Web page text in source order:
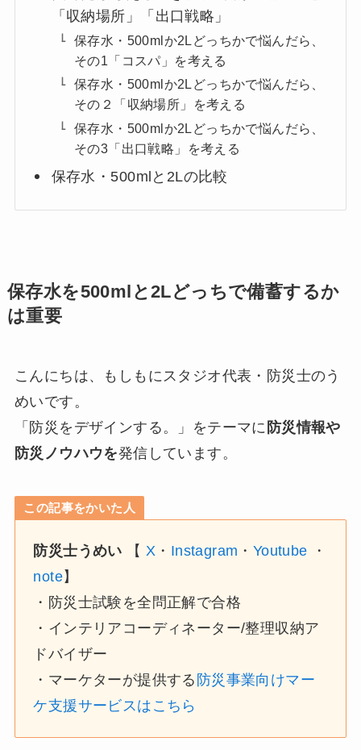
「収納場所」「出口戦略」
保存水・500mlか2Lどっちかで悩んだら、
その1「コスパ」を考える
保存水・500mlか2Lどっちかで悩んだら、
その２「収納場所」を考える
保存水・500mlか2Lどっちかで悩んだら、
その3「出口戦略」を考える
保存水・500mlと2Lの比較
保存水を500mlと2Lどっちで備蓄するか
は重要
こんにちは、もしもにスタジオ代表・防災士のう
めいです。
「防災をデザインする。」をテーマに 防災情報や
防災ノウハウを発信しています。
この記事をかいた人
防災士うめい 【 X ・ Instagram ・ Youtube ・
note】
・防災士試験を全問正解で合格
・インテリアコーディネーター/整理収納ア
ドバイザー
・マーケターが提供する 防災事業向けマー
ケ支援サービスはこちら